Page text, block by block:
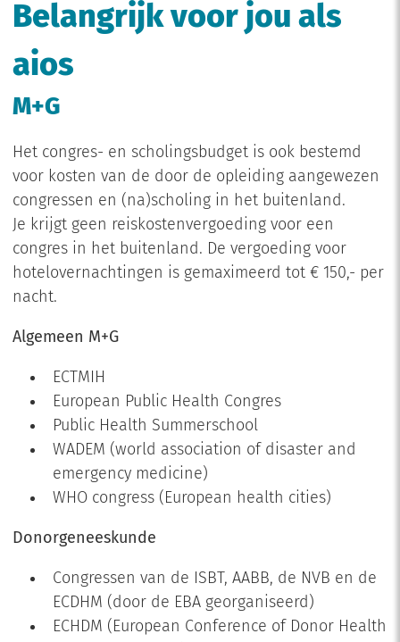
Belangrijk voor jou als
aios
M+G
Het congres- en scholingsbudget is ook bestemd
voor kosten van de door de opleiding aangewezen
congressen en (na)scholing in het buitenland.
Je krijgt geen reiskostenvergoeding voor een
congres in het buitenland. De vergoeding voor
hotelovernachtingen is gemaximeerd tot € 150,- per
nacht.
Algemeen M+G
ECTMIH
European Public Health Congres
Public Health Summerschool
WADEM (world association of disaster and
emergency medicine)
WHO congress (European health cities)
Donorgeneeskunde
Congressen van de ISBT, AABB, de NVB en de
ECDHM (door de EBA georganiseerd)
ECHDM (European Conference of Donor Health